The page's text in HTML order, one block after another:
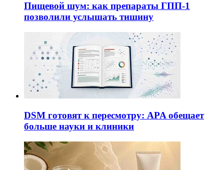
Пищевой шум: как препараты ГПП-1
позволили услышать тишину
DSM готовят к пересмотру: APA обещает
больше науки и клиники